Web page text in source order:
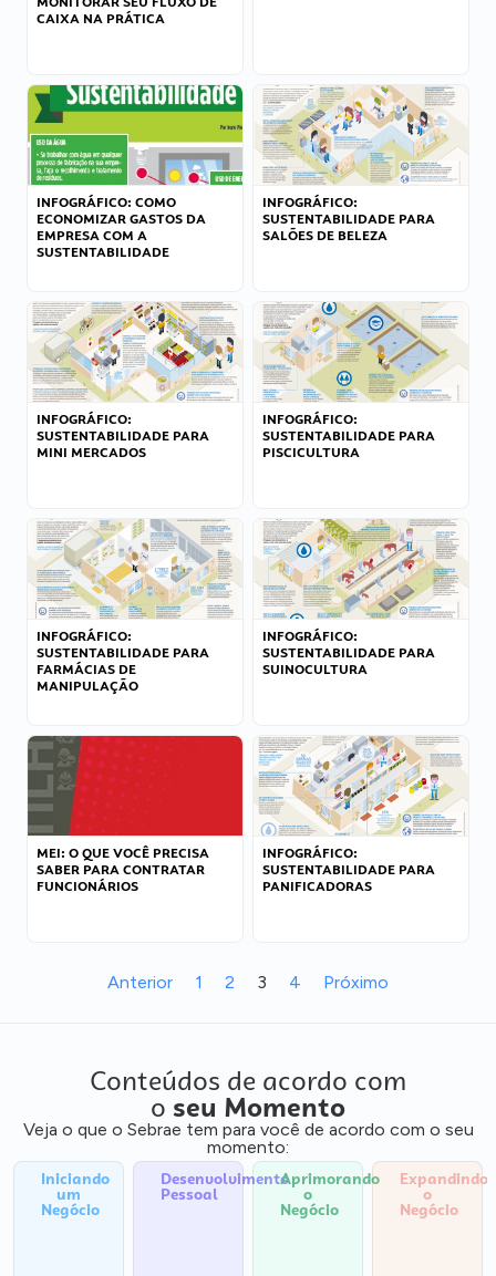
CAIXA NA PRÁTICA
INFOGRÁFICO: COMO
ECONOMIZAR GASTOS DA
EMPRESA COM A
SUSTENTABILIDADE
INFOGRÁFICO:
SUSTENTABILIDADE PARA
SALÕES DE BELEZA
INFOGRÁFICO:
SUSTENTABILIDADE PARA
MINI MERCADOS
INFOGRÁFICO:
SUSTENTABILIDADE PARA
PISCICULTURA
INFOGRÁFICO:
SUSTENTABILIDADE PARA
FARMÁCIAS DE
MANIPULAÇÃO
INFOGRÁFICO:
SUSTENTABILIDADE PARA
SUINOCULTURA
MEI: O QUE VOCÊ PRECISA
SABER PARA CONTRATAR
FUNCIONÁRIOS
INFOGRÁFICO:
SUSTENTABILIDADE PARA
PANIFICADORAS
Anterior 1 2 3 4 Próximo
Conteúdos de acordo com
o seu Momento
Veja o que o Sebrae tem para você de acordo com o seu
momento:
Iniciando
um
Negócio
Desenvolvimento
Pessoal
Aprimorando
o
Negócio
Expandindo
o
Negócio